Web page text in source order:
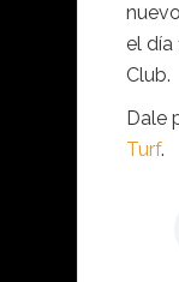
el día
Club.
Dale
Turf.